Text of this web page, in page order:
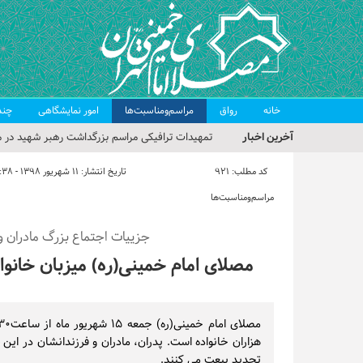
خانه رواق مراسم‌ومناسبت‌ها امور نمایشگاهی
آخرین اخبار
تمهیدات ترافیکی مراسم بزرگداشت رهبر شهید در
حجت‌الاسلام حاج علی‌اکبری؛ خطیب این هفته
مراسم بزرگداشت امام مجاهد شهید در مصلای
گزارش تصویری| مراسم نماز بر پیکر امام شهید
گزارش تصویری| مراسم بزرگداشت آقای شهید ایران
کد مطلب: 921 تاریخ انتشار: ۱۱ شهریور ۱۳۹۸ - ۰۹:۳۸
مراسم‌ومناسبت‌ها
جزییات اجتماع بزرگ مادران
مصلای امام خمینی(ره) میزبان
هزاران خانواده‌ است. پدران، مادران و فرزندانشان در